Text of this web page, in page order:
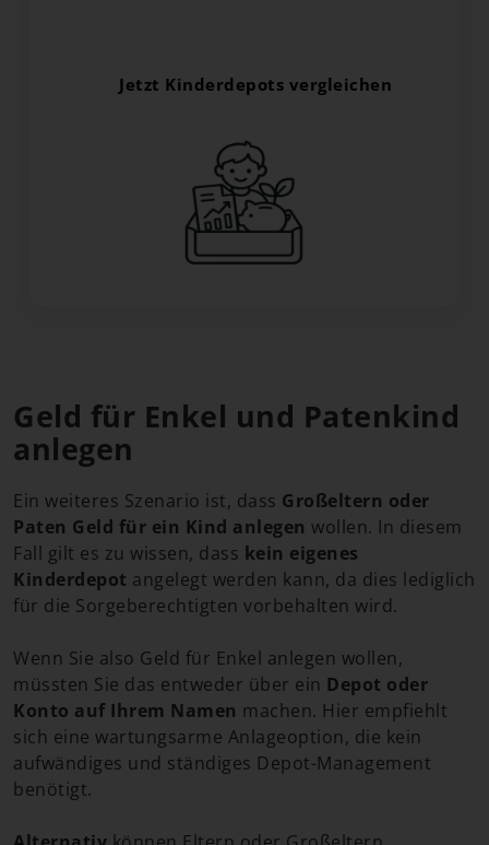
Jetzt Kinderdepots vergleichen
Geld für Enkel und Patenkind
anlegen
Ein weiteres Szenario ist, dass Großeltern oder
Paten Geld für ein Kind anlegen wollen. In diesem
Fall gilt es zu wissen, dass kein eigenes
Kinderdepot angelegt werden kann, da dies lediglich
für die Sorgeberechtigten vorbehalten wird.
Wenn Sie also Geld für Enkel anlegen wollen,
müssten Sie das entweder über ein Depot oder
Konto auf Ihrem Namen machen. Hier empfiehlt
sich eine wartungsarme Anlageoption, die kein
aufwändiges und ständiges Depot-Management
benötigt.